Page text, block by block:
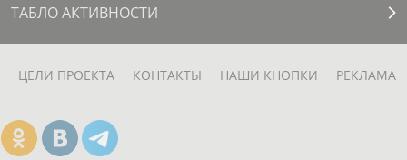
ТАБЛО АКТИВНОСТИ
ЦЕЛИ ПРОЕКТА КОНТАКТЫ НАШИ КНОПКИ РЕКЛАМА